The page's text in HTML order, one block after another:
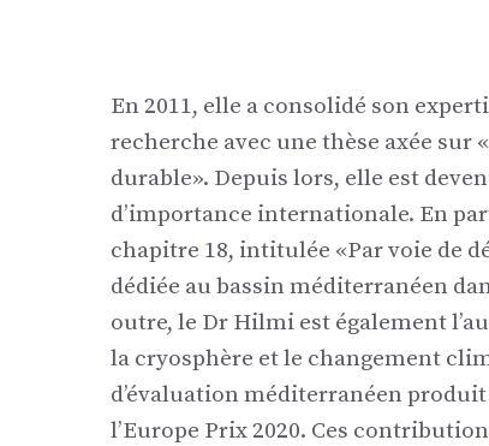
En 2011, elle a consolidé son
recherche avec une thèse axée
durable». Depuis lors, elle est
d’importance internationale. En
chapitre 18, intitulée «Par voie de
dédiée au bassin méditerranéen
outre, le Dr Hilmi est également
la cryosphère et le changement
d’évaluation méditerranéen
l’Europe Prix ​​2020. Ces